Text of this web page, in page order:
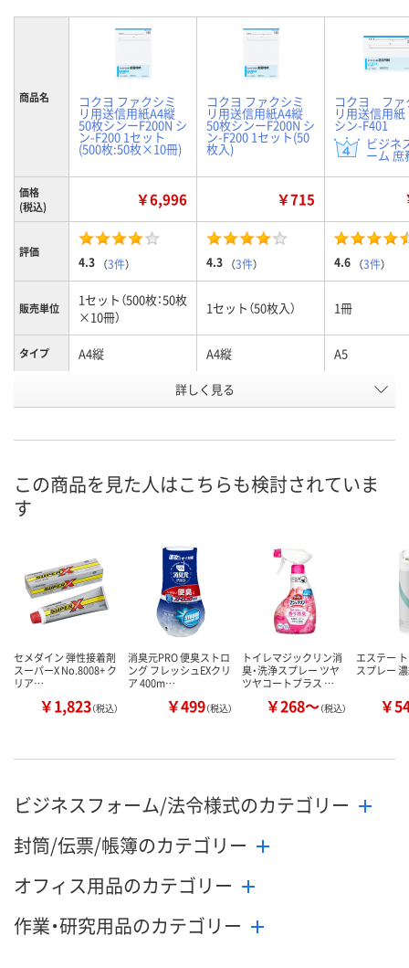
商品名 コクヨ ファクシミ
リ用送信用紙A4縦
50枚シンーF200N シ
ン-F200 1セット
(500枚:50枚×10冊)
コクヨ ファクシミ
リ用送信用紙A4縦
50枚シンーF200N シ
ン-F200 1セット(50
枚入)
コクヨ ファ
リ用送信
シン-F401
ビジネ
ーム 庶
価格
(税込)
￥6,996 ￥715
評価
4.3 （3件） 4.3 （3件） 4.6 （3件）
販売単位
1セット（500枚：50枚
×10冊）
1セット（50枚入） 1冊
タイプ A4縦 A4縦 A5
KU78940 8480402
8月11日（火）
カゴへ カゴへ カ
詳しく見る
この商品を見た人はこちらも検討されていま
す
セメダイン 弾性接着剤
スーパーX No.8008+ ク
リア…
￥1,823（税込）
消臭元PRO 便臭ストロ
ング フレッシュEXクリ
ア 400m…
￥499（税込）
トイレマジックリン消
臭・洗浄スプレー ツヤ
ツヤコートプラス …
￥268～（税込）
エステー
スプレー
￥
ビジネスフォーム/法令様式のカテゴリー
封筒/伝票/帳簿のカテゴリー
オフィス用品のカテゴリー
作業・研究用品のカテゴリー